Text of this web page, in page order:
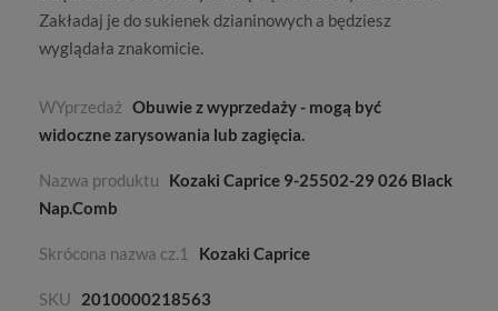
Zakładaj je do sukienek dzianinowych a będziesz
wyglądała znakomicie.
WYprzedaż Obuwie z wyprzedaży - mogą być
widoczne zarysowania lub zagięcia.
Nazwa produktu
Kozaki Caprice 9-25502-29 026 Black
Nap.Comb
Skrócona nazwa cz.1 Kozaki Caprice
SKU 2010000218563